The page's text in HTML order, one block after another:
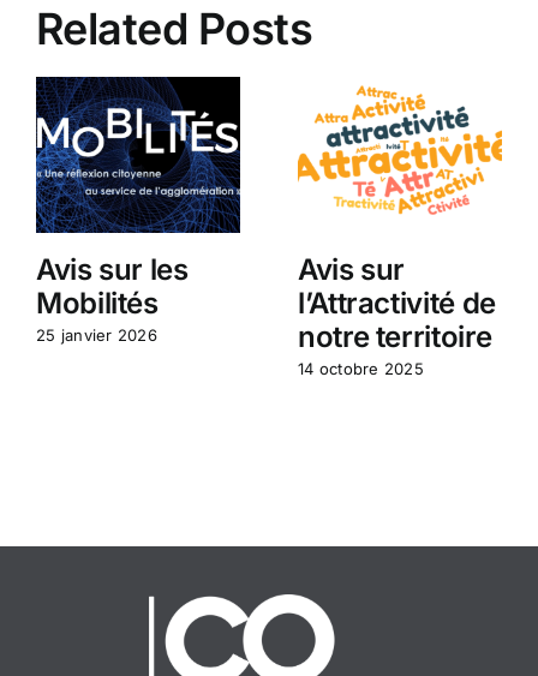
Related Posts
Avis sur les
Mobilités
25 janvier 2026
Avis sur
l’Attractivité de
notre territoire
14 octobre 2025